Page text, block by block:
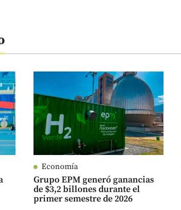
Economía
Grupo EPM generó ganancias
de $3,2 billones durante el
primer semestre de 2026